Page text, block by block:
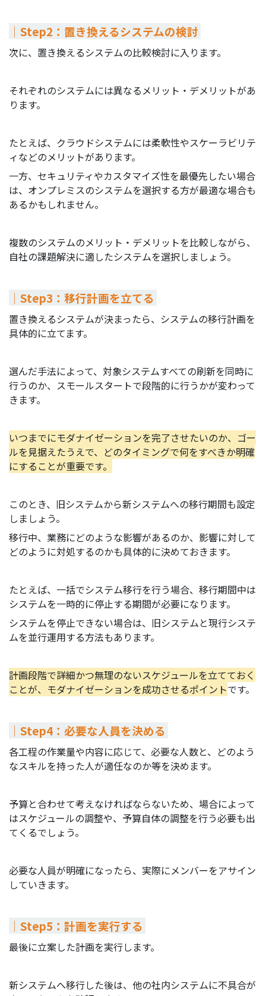
｜Step2：置き換えるシステムの検討
次に、置き換えるシステムの比較検討に入ります。
それぞれのシステムには異なるメリット・デメリットがあ
ります。
たとえば、クラウドシステムには柔軟性やスケーラビリテ
ィなどのメリットがあります。
一方、セキュリティやカスタマイズ性を最優先したい場合
は、オンプレミスのシステムを選択する方が最適な場合も
あるかもしれません。
複数のシステムのメリット・デメリットを比較しながら、
自社の課題解決に適したシステムを選択しましょう。
｜Step3：移行計画を立てる
置き換えるシステムが決まったら、システムの移行計画を
具体的に立てます。
選んだ手法によって、対象システムすべての刷新を同時に
行うのか、スモールスタートで段階的に行うかが変わって
きます。
いつまでにモダナイゼーションを完了させたいのか、ゴー
ルを見据えたうえで、どのタイミングで何をすべきか明確
にすることが重要です。
このとき、旧システムから新システムへの移行期間も設定
しましょう。
移行中、業務にどのような影響があるのか、影響に対して
どのように対処するのかも具体的に決めておきます。
たとえば、一括でシステム移行を行う場合、移行期間中は
システムを一時的に停止する期間が必要になります。
システムを停止できない場合は、 旧システムと現行システ
ムを並行運用する方法もあります。
計画段階で詳細かつ無理のないスケジュールを立てておく
ことが、モダナイゼーションを成功させるポイントです。
｜Step4：必要な人員を決める
各工程の作業量や内容に応じて、必要な人数と、どのよう
なスキルを持った人が適任なのか等を決めます。
予算と合わせて考えなければならないため、場合によって
はスケジュールの調整や、予算自体の調整を行う必要も出
てくるでしょう。
必要な人員が明確になったら、実際にメンバーをアサイン
していきます。
｜Step5：計画を実行する
最後に立案した計画を実行します。
新システムへ移行した後は、他の社内システムに不具合が